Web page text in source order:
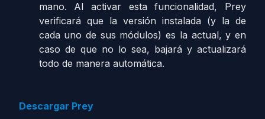
mano. Al activar esta funcionalidad, Prey
verificará que la versión instalada (y la de
cada uno de sus módulos) es la actual, y en
caso de que no lo sea, bajará y actualizará
todo de manera automática.
Descargar Prey